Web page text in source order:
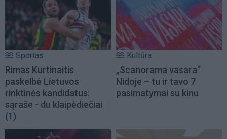
Sportas
Rimas Kurtinaitis
paskelbė Lietuvos
rinktinės kandidatus:
sąraše - du klaipėdiečiai
(1)
Kultūra
„Scanorama vasara“
Nidoje – tu ir tavo 7
pasimatymai su kinu